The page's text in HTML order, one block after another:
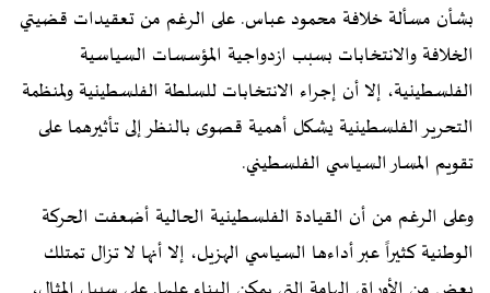
بشأن مسألة خلافة محمود عباس. على الرغم من تعقيدات قضيتي
الخلافة والانتخابات بسبب ازدواجية المؤسسات السياسية
الفلسطينية، إلا أن إجراء الانتخابات للسلطة الفلسطينية ولمنظمة
التحرير الفلسطينية يشكل أهمية قصوى بالنظر إلى تأثيرهما على
تقويم المسار السياسي الفلسطيني.
وعلى الرغم من أن القيادة الفلسطينية الحالية أضعفت الحركة
الوطنية كثيراً عبر أداءها السياسي الهزيل، إلا أنها لا تزال تمتلك